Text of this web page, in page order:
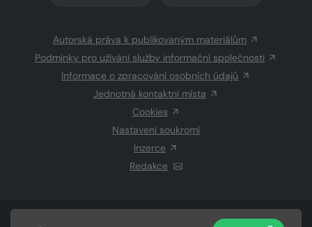
Autorská práva k publikovaným materiálům
Podmínky pro užívání služby informační společnosti
Informace o zpracování osobních údajů
Jednotná kontaktní místa
Cookies
Nastavení soukromí
Inzerce
Redakce
CZECH NEWS CENTER a.s.a dodavatelé